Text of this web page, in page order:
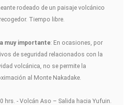
rodeado de un paisaje volcánico
Tiempo libre.
muy importante: En ocasiones, por
de seguridad relacionados con la
volcánica, no se permite la
al Monte Nakadake.
hrs. - Volcán Aso – Salida hacia Yufuin.